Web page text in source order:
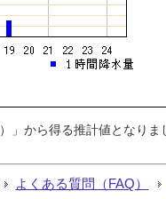
から得る推計値となり
よくある質問（FAQ）